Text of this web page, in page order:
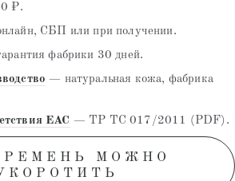
₽.
СБП или при получении.
фабрики 30 дней.
— натуральная кожа, фабрика
EAC — ТР ТС 017/2011 (PDF).
РЕМЕНЬ МОЖНО